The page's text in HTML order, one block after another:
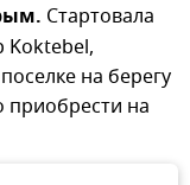
Стартовала
Koktebel,
на берегу
приобрести на